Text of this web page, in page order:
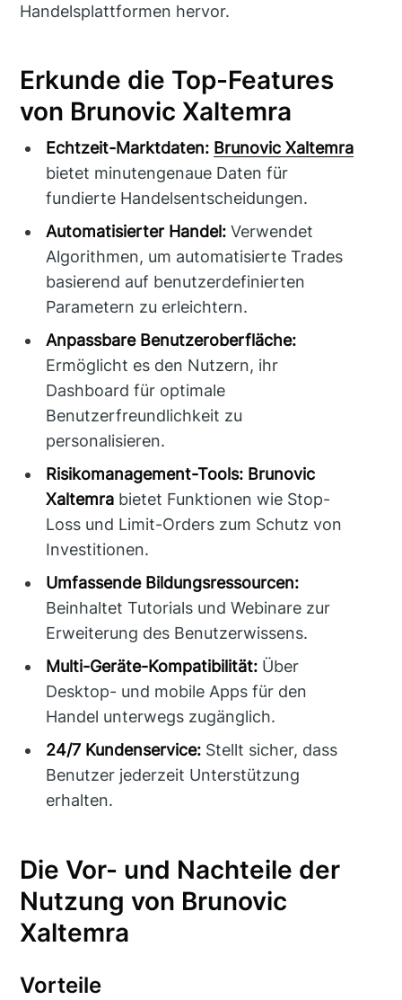
Handelsplattformen hervor.
Erkunde die Top-Features
von Brunovic Xaltemra
Echtzeit-Marktdaten: Brunovic Xaltemra
bietet minutengenaue Daten für
fundierte Handelsentscheidungen.
Automatisierter Handel: Verwendet
Algorithmen, um automatisierte Trades
basierend auf benutzerdefinierten
Parametern zu erleichtern.
Anpassbare Benutzeroberfläche:
Ermöglicht es den Nutzern, ihr
Dashboard für optimale
Benutzerfreundlichkeit zu
personalisieren.
Risikomanagement-Tools: Brunovic
Xaltemra bietet Funktionen wie Stop-
Loss und Limit-Orders zum Schutz von
Investitionen.
Umfassende Bildungsressourcen:
Beinhaltet Tutorials und Webinare zur
Erweiterung des Benutzerwissens.
Multi-Geräte-Kompatibilität: Über
Desktop- und mobile Apps für den
Handel unterwegs zugänglich.
24/7 Kundenservice: Stellt sicher, dass
Benutzer jederzeit Unterstützung
erhalten.
Die Vor- und Nachteile der
Nutzung von Brunovic
Xaltemra
Vorteile